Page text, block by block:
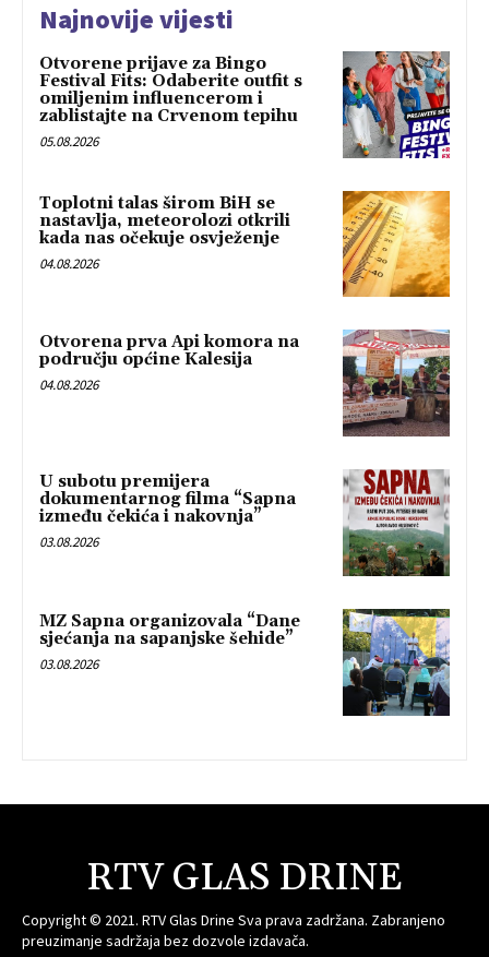
Najnovije vijesti
Otvorene prijave za Bingo
Festival Fits: Odaberite outfit s
omiljenim influencerom i
zablistajte na Crvenom tepihu
05.08.2026
Toplotni talas širom BiH se
nastavlja, meteorolozi otkrili
kada nas očekuje osvježenje
04.08.2026
Otvorena prva Api komora na
području općine Kalesija
04.08.2026
U subotu premijera
dokumentarnog filma “Sapna
između čekića i nakovnja”
03.08.2026
MZ Sapna organizovala “Dane
sjećanja na sapanjske šehide”
03.08.2026
RTV GLAS DRINE
Copyright © 2021. RTV Glas Drine Sva prava zadržana. Zabranjeno
preuzimanje sadržaja bez dozvole izdavača.